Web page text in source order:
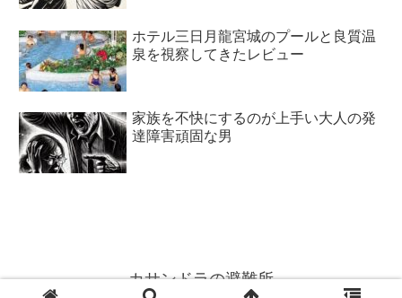
ホテル三日月龍宮城のプールと良質温
泉を視察してきたレビュー
家族を不快にするのが上手い大人の発
達障害頑固な男
カサンドラの避難所